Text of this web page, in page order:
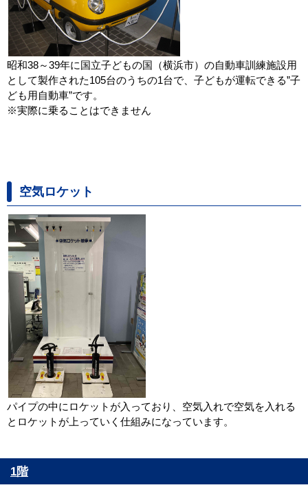
昭和38～39年に国立子どもの国（横浜市）の自動車訓練施設用
として製作された105台のうちの1台で、子どもが運転できる”子
ども用自動車”です。
※実際に乗ることはできません
空気ロケット
パイプの中にロケットが入っており、空気入れで空気を入れる
とロケットが上っていく仕組みになっています。
1階